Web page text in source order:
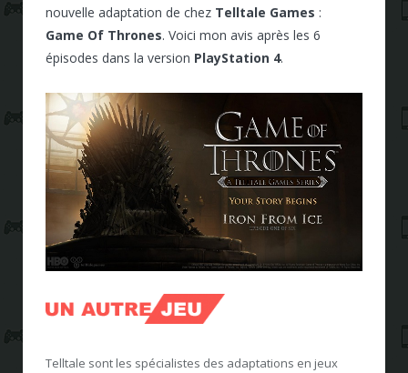
nouvelle adaptation de chez Telltale Games :
Game Of Thrones. Voici mon avis après les 6
épisodes dans la version PlayStation 4.
Telltale sont les spécialistes des adaptations en jeux